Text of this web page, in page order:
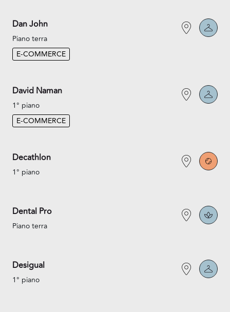
Dan John
Piano terra
E-COMMERCE
David Naman
1° piano
E-COMMERCE
Decathlon
1° piano
Dental Pro
Piano terra
Desigual
1° piano